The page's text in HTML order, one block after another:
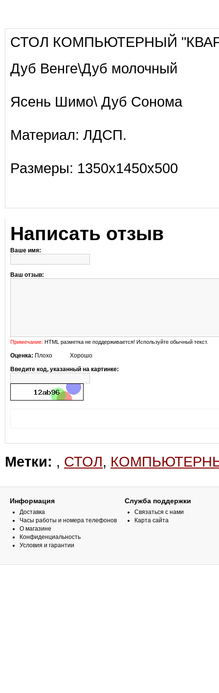
СТОЛ КОМПЬЮТЕРНЫЙ
Дуб Венге\Дуб молочный
Ясень Шимо\ Дуб Сонома
Материал: ЛДСП.
Paзмеры: 1350х1450х500
Написать отзыв
Ваше имя:
Ваш отзыв:
Примечание: HTML разметка не поддерживается! Используйте обычный текст.
Оценка: Плохо
Хорошо
Введите код, указанный на картинке:
Метки: , СТОЛ,
Информация
Доставка
Часы работы и номера телефонов
О магазине
Конфиденциальность
Условия и гарантии
Служба поддержки
Связаться с нами
Карта сайта